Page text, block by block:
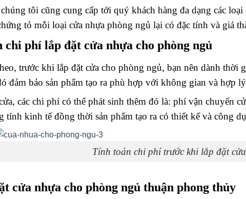
tôi cũng cung cấp tới quý khách hàng đa dạng các
tỏ mỗi loại cửa nhựa phòng ngủ lại có đặc tính và giá
phí lắp đặt cửa nhựa cho phòng ngủ
trước khi lắp đặt cửa cho phòng ngủ, bạn nên dành thời
đảm bảo sản phẩm tạo ra phù hợp với không gian và hợp
các chi phí có thể phát sinh thêm đó là: phí vận chuyển
tính kinh tế đồng thời sản phẩm tạo ra có thiết kế và công
Tính toán chi phí trước khi lắp đặt
cửa nhựa cho phòng ngủ thuận phong thủy